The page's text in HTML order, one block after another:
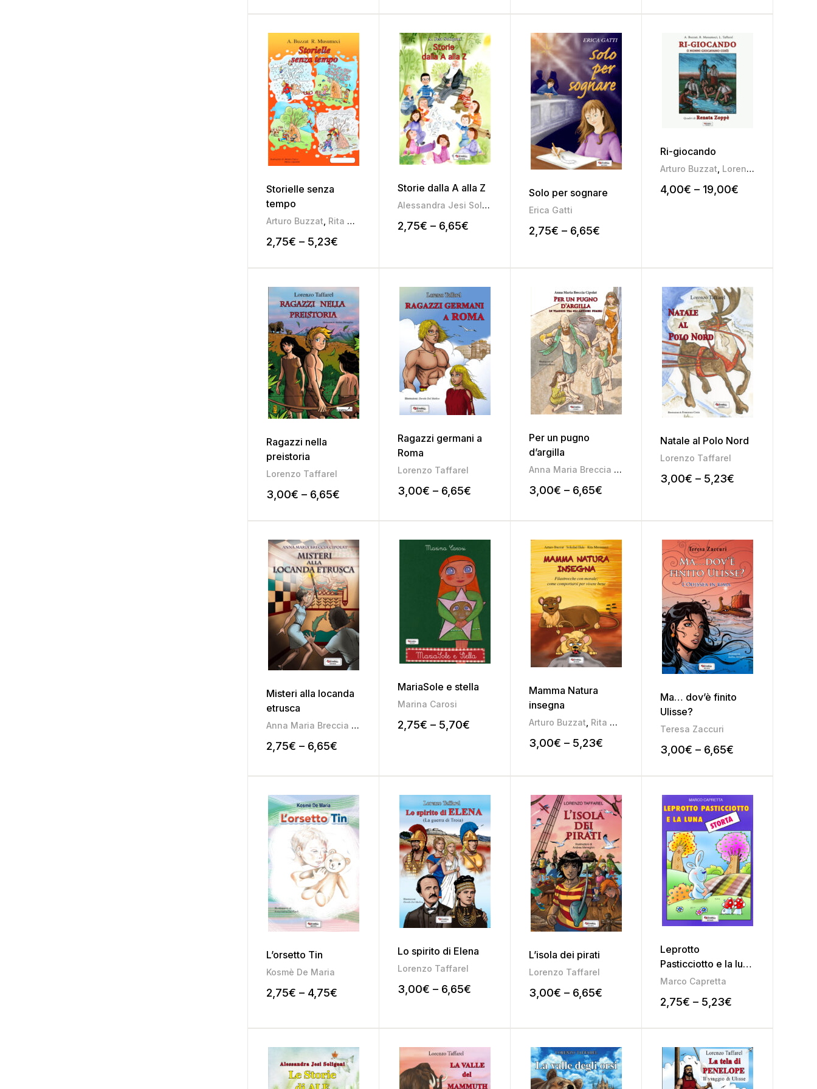
Storielle senza
tempo
Arturo Buzzat Rita Musumeci
2,75€ – 5,23€
Storie dalla A alla Z
Alessandra Jesi Soligoni
2,75€ – 6,65€
Solo per sognare
Erica Gatti
2,75€ – 6,65€
Ri-giocando
Arturo Buzzat Lorenzo Taffarel
4,00€ – 19,00€
Ragazzi nella
preistoria
Lorenzo Taffarel
3,00€ – 6,65€
Ragazzi germani a
Roma
Lorenzo Taffarel
3,00€ – 6,65€
Per un pugno
d’argilla
Anna Maria Breccia Cipolat
3,00€ – 6,65€
Natale al Polo Nord
Lorenzo Taffarel
3,00€ – 5,23€
Misteri alla locanda
etrusca
Anna Maria Breccia Cipolat
2,75€ – 6,65€
MariaSole e stella
Marina Carosi
2,75€ – 5,70€
Mamma Natura
insegna
Arturo Buzzat Rita Musumeci
3,00€ – 5,23€
Ma… dov’è finito
Ulisse?
Teresa Zaccuri
3,00€ – 6,65€
L’orsetto Tin
Kosmè De Maria
2,75€ – 4,75€
Lo spirito di Elena
Lorenzo Taffarel
3,00€ – 6,65€
L’isola dei pirati
Lorenzo Taffarel
3,00€ – 6,65€
Leprotto
Pasticciotto e la luna
storta
Marco Capretta
2,75€ – 5,23€